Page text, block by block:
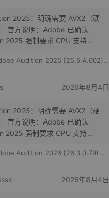
2025：明确需要 AVX2（硬
官方说明：Adobe 已确认
2025 强制要求 CPU 支持
（如 Intel 2013 年前的老
。 常见支持…
Audition 2025 (25.6.4.002) 特别版
2026年8月4日
2025：明确需要 AVX2（硬
官方说明：Adobe 已确认
2025 强制要求 CPU 支持
（如 Intel 2013 年前的老
。 常见支持…
Audition 2026 (26.3.0.79) 特别版
2026年8月4日